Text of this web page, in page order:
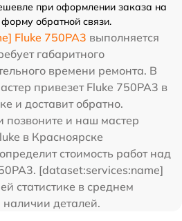
при оформлении заказа на
обратной связи.
Fluke 750PA3 выполняется
габаритного
времени ремонта. В
привезет Fluke 750PA3 в
и доставит обратно.
позвоните и наш мастер
в Красноярске
стоимость работ над
[dataset:services:name]
статистике в среднем
деталей.